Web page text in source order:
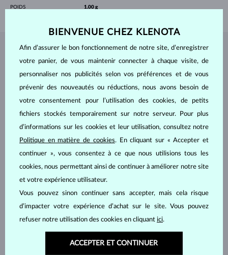
POIDS 1.00 g
L'ATELIER KLENOTA
BIENVENUE CHEZ KLENOTA
Afin d’assurer le bon fonctionnement de notre site, d’enregistrer
votre panier, de vous maintenir connecter à chaque visite, de
personnaliser nos publicités selon vos préférences et de vous
prévenir des nouveautés ou réductions, nous avons besoin de
votre consentement pour l’utilisation des cookies, de petits
fichiers stockés temporairement sur notre serveur. Pour plus
d’informations sur les cookies et leur utilisation, consultez notre
Politique en matière de cookies. En cliquant sur « Accepter et
continuer », vous consentez à ce que nous utilisions tous les
cookies, nous permettant ainsi de continuer à améliorer notre site
et votre expérience utilisateur.
Vous pouvez sinon continuer sans accepter, mais cela risque
d’impacter votre expérience d’achat sur le site. Vous pouvez
refuser notre utilisation des cookies en cliquant ici.
ACCEPTER ET CONTINUER